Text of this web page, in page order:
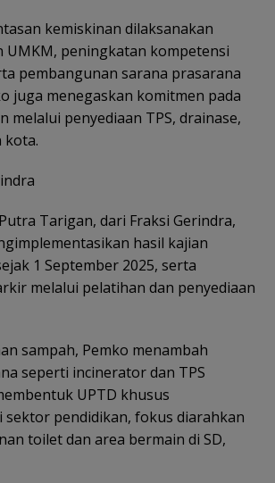
kemiskinan dilaksanakan
UMKM, peningkatan kompetensi
pembangunan sarana prasarana
juga menegaskan komitmen pada
melalui penyediaan TPS, drainase,
kota.
Tarigan, dari Fraksi Gerindra,
hasil kajian
1 September 2025, serta
melalui pelatihan dan penyediaan
sampah, Pemko menambah
seperti incinerator dan TPS
UPTD khusus
sektor pendidikan, fokus diarahkan
toilet dan area bermain di SD,